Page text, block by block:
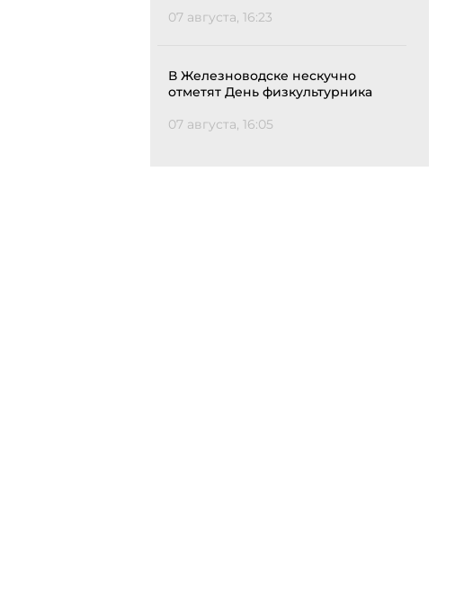
07 августа, 16:23
В Железноводске нескучно
отметят День физкультурника
07 августа, 16:05